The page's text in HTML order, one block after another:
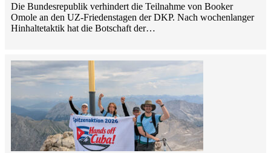
Die Bundesrepublik verhindert die Teilnahme von Booker
Omole an den UZ-Friedenstagen der DKP. Nach wochenlanger
Hinhaltetaktik hat die Botschaft der…